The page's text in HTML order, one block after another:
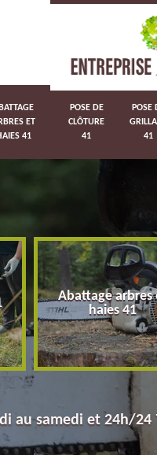
ET
41
POSE DE
CLÔTURE
41
POSE
41
Abattage arbres
haies 41
au samedi et 24h/24